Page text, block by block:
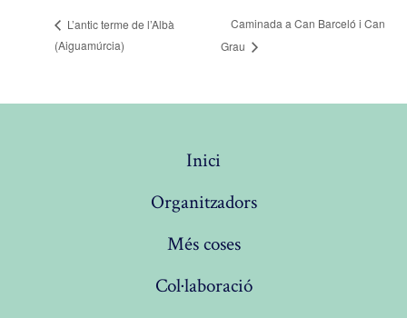
L’antic terme de l’Albà
(Aiguamúrcia)
Caminada a Can Barceló i Can
Grau
Inici
Organitzadors
Més coses
Col·laboració